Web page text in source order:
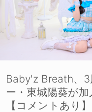
Baby'z Breath、
ー・東城陽葵が加
【コメントあり】